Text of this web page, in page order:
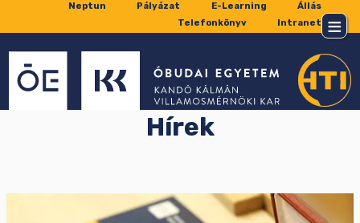
Neptun Pályázat E-Learning
Állás
Telefonkönyv
Intranet
Hírek